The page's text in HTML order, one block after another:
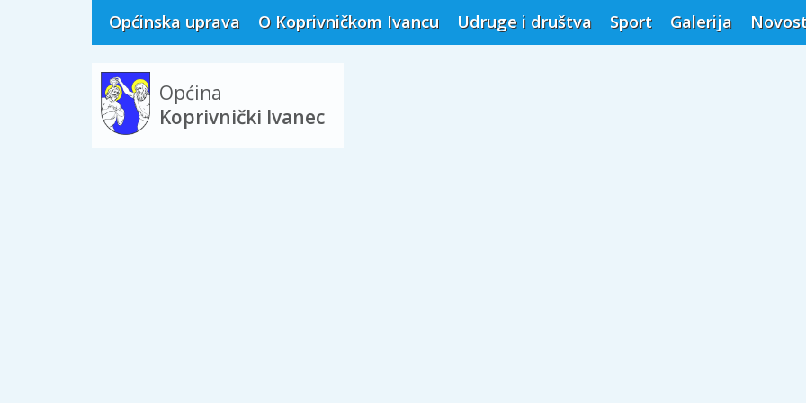
Općinska uprava O Koprivničkom Ivancu Udruge i društva Sport Galerija
Općina
Koprivnički Ivanec